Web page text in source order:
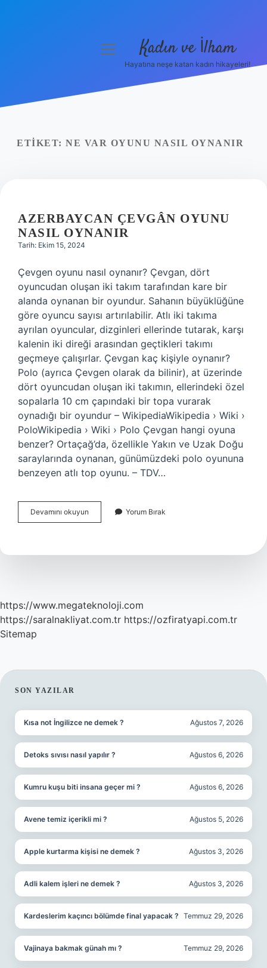
Yasal Uyarı
menüyü
Kadın ve İlham
Hayatına neşe katan kadın hikayeleri!
ETIKET: NE VAR OYUNU NASIL OYNANIR
AZERBAYCAN ÇEVGÂN OYUNU
NASIL OYNANIR
Tarih: Ekim 15, 2024
Çevgen oyunu nasıl oynanır? Çevgan, dört
oyuncudan oluşan iki takım tarafından kare bir
alanda oynanan bir oyundur. Sahanın büyüklüğüne
göre oyuncu sayısı artırılabilir. Atlı iki takıma
ayrılan oyuncular, dizginleri ellerinde tutarak, karşı
kalenin iki direği arasından geçtikleri takımı
geçmeye çalışırlar. Çevgan kaç kişiyle oynanır?
Polo (ayrıca Çevgen olarak da bilinir), at üzerinde
dört oyuncudan oluşan iki takımın, ellerindeki özel
sopalarla 10 cm çapındaki bir topa vurarak
oynadığı bir oyundur – WikipediaWikipedia › Wiki ›
PoloWikipedia › Wiki › Polo Çevgan hangi oyuna
benzer? Ortaçağ’da, özellikle Yakın ve Uzak Doğu
saraylarında oynanan, günümüzdeki polo oyununa
benzeyen atlı top oyunu. – TDV…
Devamını okuyun Azerbaycan
Çevgân
Oynanır
Yorum Bırak
https://www.megateknoloji.com
https://saralnakliyat.com.tr https://ozfiratyapi.com.tr
Sitemap
SIDEBAR
SON YAZILAR
Kısa not İngilizce ne demek ? Ağustos 7, 2026
Detoks sıvısı nasıl yapılır ? Ağustos 6, 2026
Kumru kuşu biti insana geçer mi ? Ağustos 6, 2026
Avene temiz içerikli mi ? Ağustos 5, 2026
Apple kurtarma kişisi ne demek ? Ağustos 3, 2026
Adli kalem işleri ne demek ? Ağustos 3, 2026
Kardeslerim kaçıncı bölümde final yapacak ? Temmuz 29, 2026
Vajinaya bakmak günah mı ? Temmuz 29, 2026